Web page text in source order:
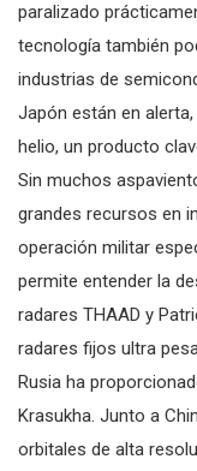
paralizado
tecnología también
industrias de
Japón están en
helio, un producto
Sin muchos
grandes recursos en
operación militar
permite entender la
radares THAAD y
radares fijos ultra
Rusia ha
Krasukha. Junto a
orbitales de alta